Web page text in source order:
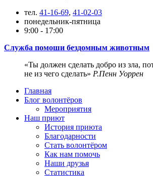
тел. 41-16-69, 41-02-03
понедельник-пятница
9:00 - 17:00
Служба помоши бездомным животным
Ты должен сделать добро из зла,
не из чего сделать
Р.Пенн Уоррен
Главная
Блог волонтёров
Мероприятия
Наш приют
История приюта
Благодарности
Cтать волонтёром
Как нам помочь
Наши друзья
Статистика